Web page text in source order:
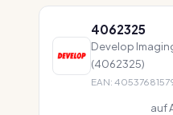
4062325
Develop
(4062325)
EAN:
auf